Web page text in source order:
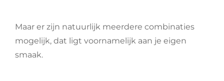
Maar er zijn natuurlijk meerdere combinaties
mogelijk, dat ligt voornamelijk aan je eigen
smaak.